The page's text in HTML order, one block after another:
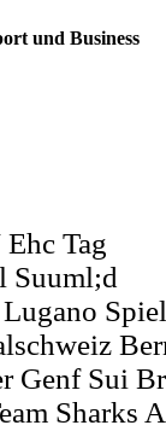
und Business
Tag
Suuml;d
Spiel
Genf Sui
Sharks